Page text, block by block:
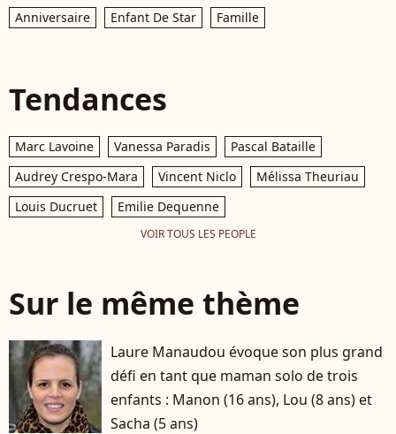
Anniversaire
Enfant De Star Famille
Tendances
Marc Lavoine Vanessa Paradis
Pascal Bataille
Audrey Crespo-Mara
Vincent Niclo
Mélissa Theuriau
Louis Ducruet
Emilie Dequenne
VOIR TOUS LES PEOPLE
Sur le même thème
Laure Manaudou évoque son plus grand
défi en tant que maman solo de trois
enfants : Manon (16 ans), Lou (8 ans) et
Sacha (5 ans)